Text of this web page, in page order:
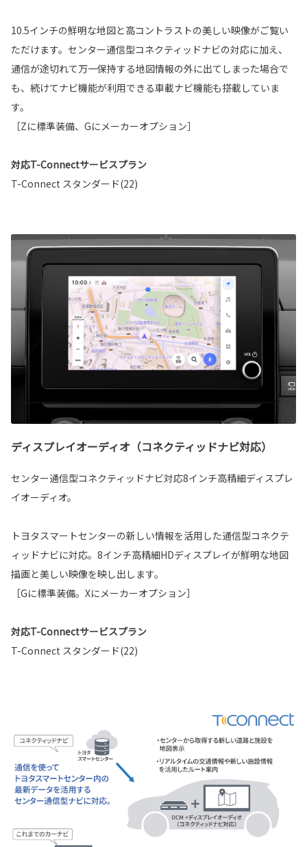
10.5インチの鮮明な地図と高コントラストの美しい映像がご覧い
ただけます。センター通信型コネクティッドナビの対応に加え、
通信が途切れて万一保持する地図情報の外に出てしまった場合で
も、続けてナビ機能が利用できる車載ナビ機能も搭載していま
す。
［Zに標準装備、Gにメーカーオプション］
対応T-Connectサービスプラン
T-Connect スタンダード(22)
ディスプレイオーディオ（コネクティッドナビ対応）
センター通信型コネクティッドナビ対応8インチ高精細ディスプレ
イオーディオ。
トヨタスマートセンターの新しい情報を活用した通信型コネクテ
ィッドナビに対応。8インチ高精細HDディスプレイが鮮明な地図
描画と美しい映像を映し出します。
［Gに標準装備。Xにメーカーオプション］
対応T-Connectサービスプラン
T-Connect スタンダード(22)